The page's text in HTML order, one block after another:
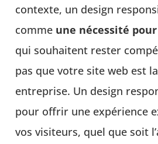
contexte, un design
comme une nécessité
qui souhaitent rester
pas que votre site web est
entreprise. Un design
pour offrir une expérience
vos visiteurs, quel que soit